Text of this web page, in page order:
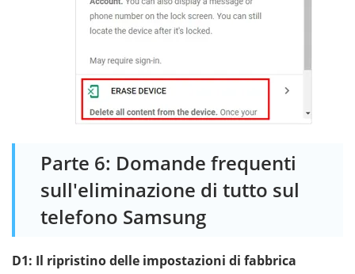
Parte 6: Domande frequenti
sull'eliminazione di tutto sul
telefono Samsung
D1: Il ripristino delle impostazioni di fabbrica